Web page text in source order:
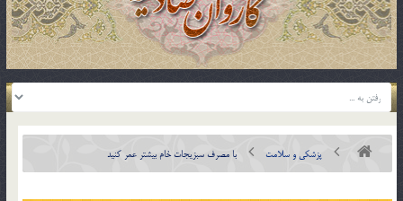
پزشکی و سلامت با مصرف سبزیجات خام بیشتر عمر کنید